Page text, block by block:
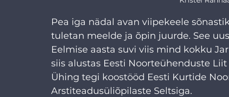
Pea iga nädal avan viipekeele
tuletan meelde ja õpin juurde. See
Eelmise aasta suvi viis mind kokku
siis alustas Eesti Noorteühenduste
Ühing tegi koostööd Eesti Kurtide
Arstiteadusüliõpilaste Seltsiga.